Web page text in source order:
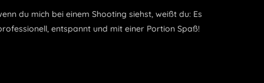
Also, wenn du mich bei einem Shooting siehst, weißt du: Es
wird professionell, entspannt und mit einer Portion Spaß!